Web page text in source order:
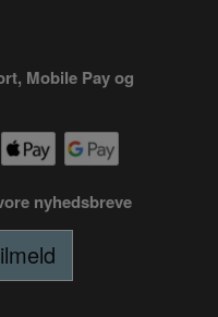
Mobile Pay og
nyhedsbreve